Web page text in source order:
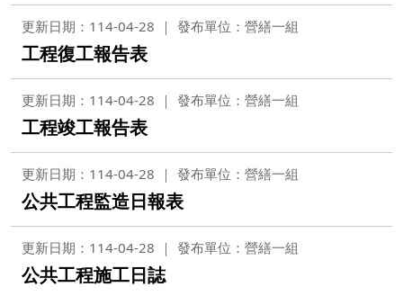
更新日期：114-04-28 發布單位：營繕一組
工程復工報告表
更新日期：114-04-28 發布單位：營繕一組
工程竣工報告表
更新日期：114-04-28 發布單位：營繕一組
公共工程監造日報表
更新日期：114-04-28 發布單位：營繕一組
公共工程施工日誌